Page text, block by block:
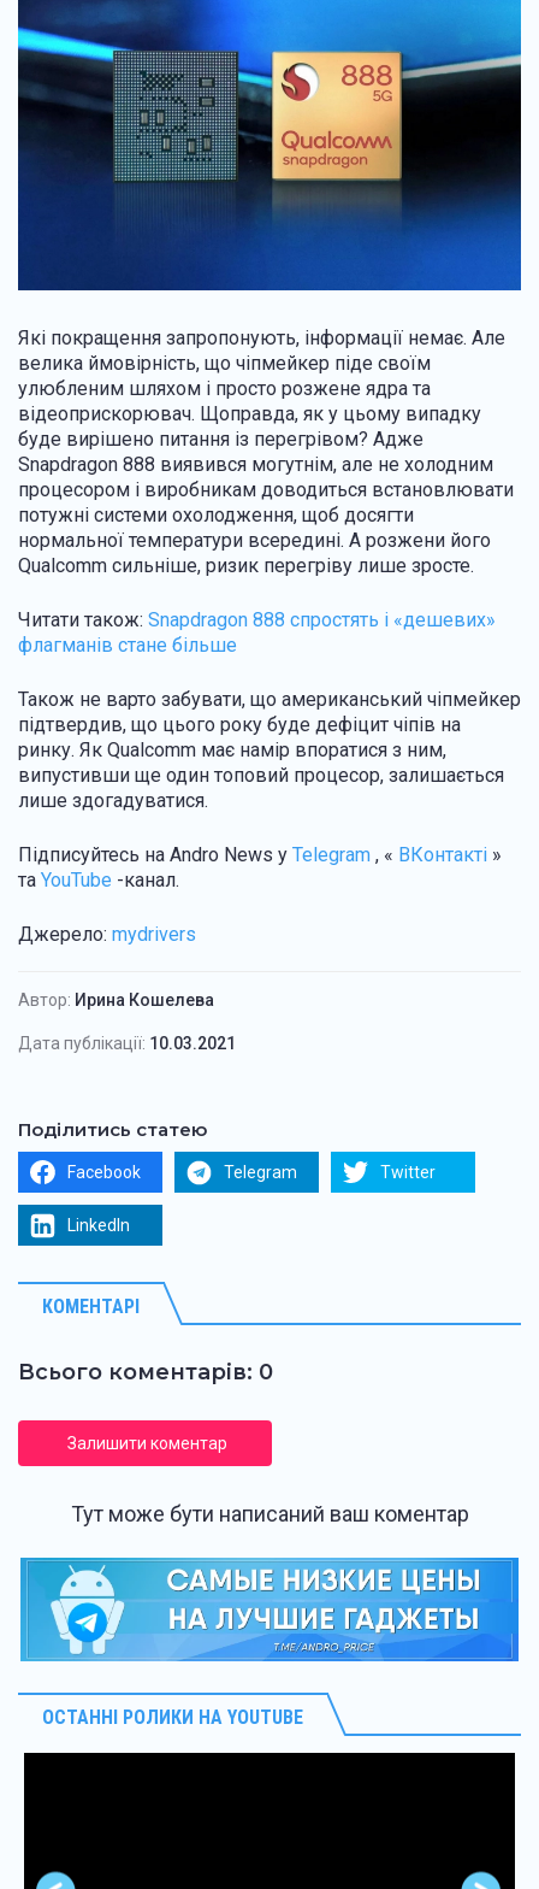
Які покращення запропонують, інформації немає. Але
велика ймовірність, що чіпмейкер піде своїм
улюбленим шляхом і просто розжене ядра та
відеоприскорювач. Щоправда, як у цьому випадку
буде вирішено питання із перегрівом? Адже
Snapdragon 888 виявився могутнім, але не холодним
процесором і виробникам доводиться встановлювати
потужні системи охолодження, щоб досягти
нормальної температури всередині. А розжени його
Qualcomm сильніше, ризик перегріву лише зросте.
Читати також: Snapdragon 888 спростять і «дешевих»
флагманів стане більше
Також не варто забувати, що американський чіпмейкер
підтвердив, що цього року буде дефіцит чіпів на
ринку. Як Qualcomm має намір впоратися з ним,
випустивши ще один топовий процесор, залишається
лише здогадуватися.
Підписуйтесь на Andro News у Telegram , « ВКонтакті »
та YouTube -канал.
Джерело: mydrivers
Автор: Ирина Кошелева
Дата публікації: 10.03.2021
Поділитись статею
Facebook Telegram Twitter
LinkedIn
КОМЕНТАРІ
Всього коментарів: 0
Залишити коментар
Тут може бути написаний ваш коментар
ОСТАННІ РОЛИКИ НА YOUTUBE